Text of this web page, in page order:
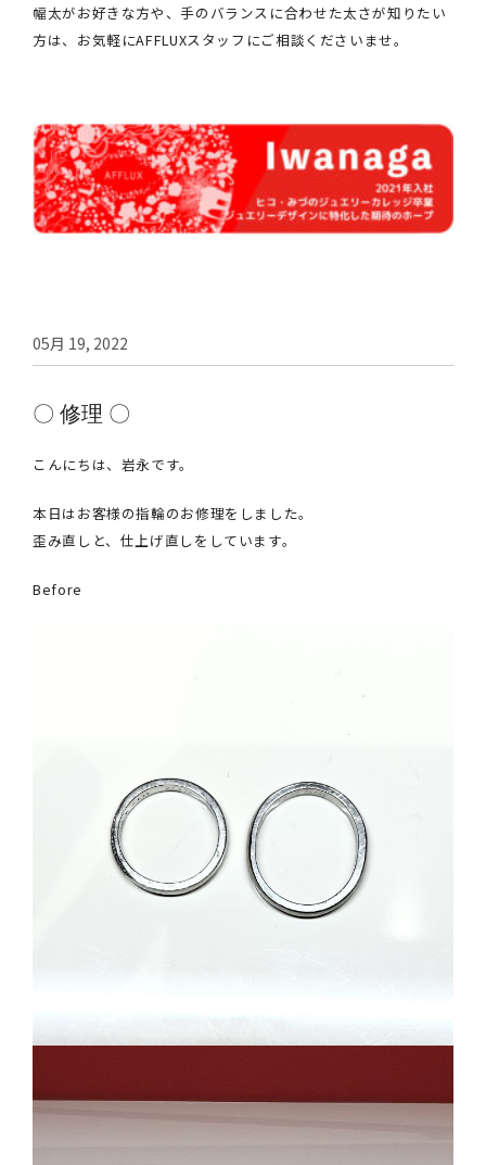
幅太がお好きな方や、手のバランスに合わせた太さが知りたい
方は、お気軽にAFFLUXスタッフにご相談くださいませ。
05月 19, 2022
〇 修理 〇
こんにちは、岩永です。
本日はお客様の指輪のお修理をしました。
歪み直しと、仕上げ直しをしています。
Before